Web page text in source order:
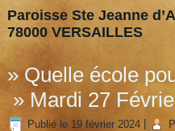
Paroisse Ste Jeanne
78000 VERSAILLES
» Quelle école
» Mardi 27
Publié le 19 février 2024